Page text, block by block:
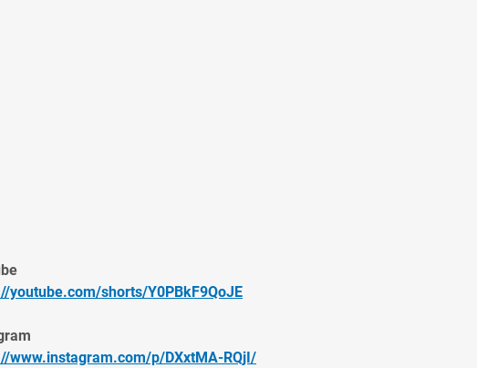
youtube.com/shorts/Y0PBkF9QoJE
www.instagram.com/p/DXxtMA-RQjI/